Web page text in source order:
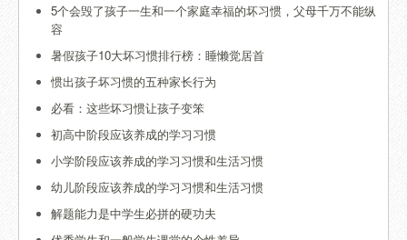
5个会毁了孩子一生和一个家庭幸福的坏习惯，父母千万不能纵
容
暑假孩子10大坏习惯排行榜：睡懒觉居首
惯出孩子坏习惯的五种家长行为
必看：这些坏习惯让孩子变笨
初高中阶段应该养成的学习习惯
小学阶段应该养成的学习习惯和生活习惯
幼儿阶段应该养成的学习习惯和生活习惯
解题能力是中学生必拼的硬功夫